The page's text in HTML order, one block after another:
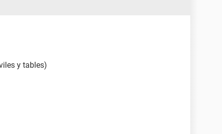
y tables)